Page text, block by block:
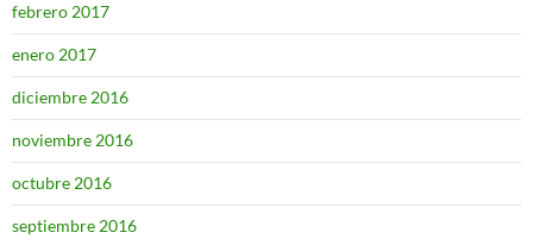
febrero 2017
enero 2017
diciembre 2016
noviembre 2016
octubre 2016
septiembre 2016